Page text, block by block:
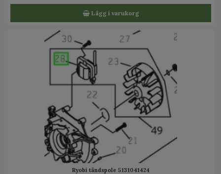
Lägg i varukorg
Ryobi tändspole 5131041424